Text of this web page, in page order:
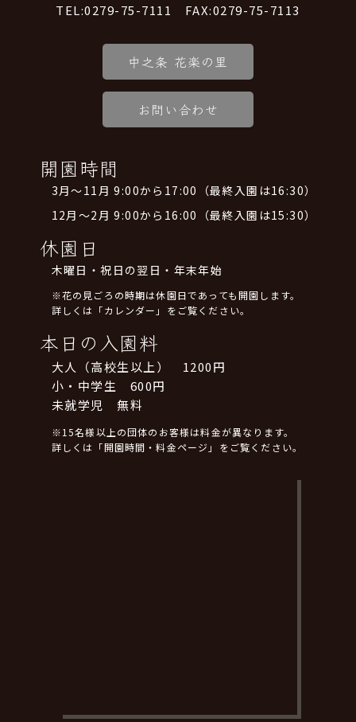
TEL:0279-75-7111 FAX:0279-75-7113
中之条 花楽の里
お問い合わせ
開園時間
3月～11月 9:00から17:00（最終入園は16:30）
12月～2月 9:00から16:00（最終入園は15:30）
休園日
木曜日・祝日の翌日・年末年始
※花の見ごろの時期は休園日であっても開園します。
詳しくは「カレンダー」をご覧ください。
本日の入園料
大人（高校生以上） 1200円
小・中学生 600円
未就学児 無料
※15名様以上の団体のお客様は料金が異なります。
詳しくは「開園時間・料金ページ」をご覧ください。